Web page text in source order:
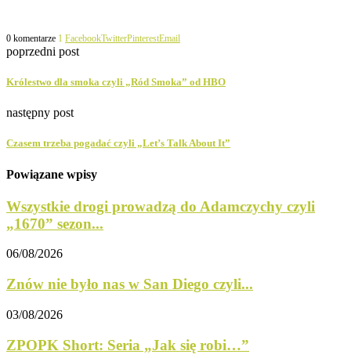
0 komentarze 1 FacebookTwitterPinterestEmail
poprzedni post
Królestwo dla smoka czyli „Ród Smoka” od HBO
następny post
Czasem trzeba pogadać czyli „Let’s Talk About It”
Powiązane wpisy
Wszystkie drogi prowadzą do Adamczychy czyli
„1670” sezon...
06/08/2026
Znów nie było nas w San Diego czyli...
03/08/2026
ZPOPK Short: Seria „Jak się robi…”